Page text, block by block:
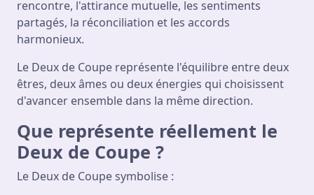
rencontre, l'attirance mutuelle, les sentiments
partagés, la réconciliation et les accords
harmonieux.
Le Deux de Coupe représente l'équilibre entre deux
êtres, deux âmes ou deux énergies qui choisissent
d'avancer ensemble dans la même direction.
Que représente réellement le
Deux de Coupe ?
Le Deux de Coupe symbolise :